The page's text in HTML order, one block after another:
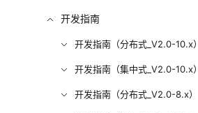
开发指南
开发指南（分布式_V2.0-10.x）
开发指南（集中式_V2.0-10.x）
开发指南（分布式_V2.0-8.x）